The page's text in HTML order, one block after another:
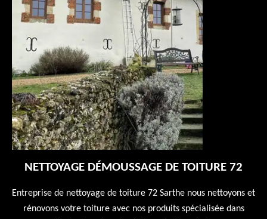
NETTOYAGE DÉMOUSSAGE DE TOITURE 72
Entreprise de nettoyage de toiture 72 Sarthe nous nettoyons et
rénovons votre toiture avec nos produits spécialisée dans